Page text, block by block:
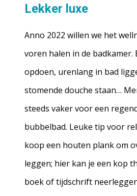
Lekker luxe
Anno 2022 willen we het
voren halen in de badkamer.
opdoen, urenlang in bad
stomende douche staan…
steeds vaker voor een
bubbelbad. Leuke tip voor
koop een houten plank om
leggen; hier kan je een kop
boek of tijdschrift